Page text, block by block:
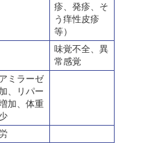
疹、発疹、そ
う痒性皮疹
等）
味覚不全、異
常感覚
ミラーゼ
、リパー
加、体重